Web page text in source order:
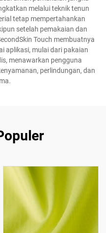
melalui teknik tenun
tetap mempertahankan
setelah pemakaian dan
Touch membuatnya
aplikasi, mulai dari pakaian
menawarkan pengguna
perlindungan, dan